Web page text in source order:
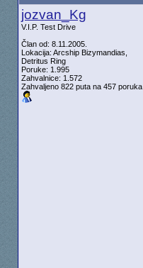
jozvan_Kg
V.I.P. Test Drive
Član od: 8.11.2005.
Lokacija: Arcship Bizymandias,
Detritus Ring
Poruke: 1.995
Zahvalnice: 1.572
Zahvaljeno 822 puta na 457 poruka